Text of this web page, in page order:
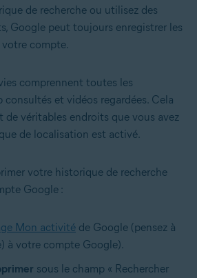
de recherche ou utilisez des
Google peut toujours enregistrer les
votre compte.
comprennent toutes les
consultés et vidéos regardées. Cela
de véritables endroits que vous avez
de localisation est activé.
votre historique de recherche
Google :
Mon activité de Google (pensez à
à votre compte Google).
sous le champ « Rechercher